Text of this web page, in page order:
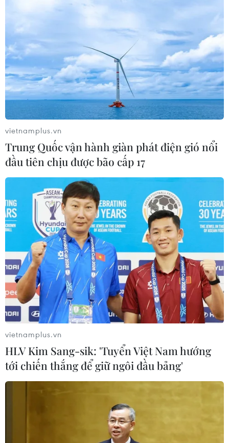
vietnamplus.vn
Trung Quốc vận hành giàn phát điện gió nổi
đầu tiên chịu được bão cấp 17
vietnamplus.vn
HLV Kim Sang-sik: 'Tuyển Việt Nam hướng
tới chiến thắng để giữ ngôi đầu bảng'